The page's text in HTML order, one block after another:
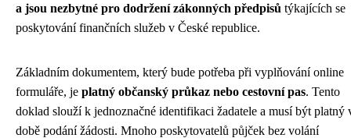
a jsou nezbytné pro dodržení zákonných předpisů týkajících se
poskytování finančních služeb v České republice.
Základním dokumentem, který bude potřeba při vyplňování online
formuláře, je platný občanský průkaz nebo cestovní pas. Tento
doklad slouží k jednoznačné identifikaci žadatele a musí být platný
době podání žádosti. Mnoho poskytovatelů půjček bez volání